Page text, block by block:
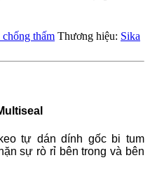
chống thấm Thương hiệu: Sika
tự dán dính gốc bi tum
sự rò rỉ bên trong và bên